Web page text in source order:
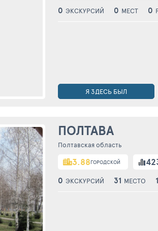
0 ЭКСКУРСИЙ 0 МЕСТ 0
Я ЗДЕСЬ БЫЛ
ПОЛТАВА
Полтавская область
3.88ГОРОДСКОЙ
0 ЭКСКУРСИЙ 31 МЕСТО 1